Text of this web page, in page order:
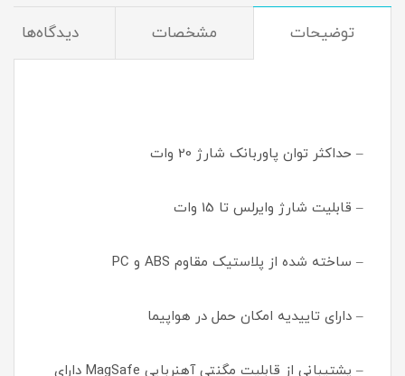
توضیحات مشخصات دیدگاه‌ها
– حداکثر توان پاوربانک شارژ 20 وات
– قابلیت شارژ وایرلس تا 15 وات
– ساخته شده از پلاستیک مقاوم ABS و PC
– دارای تاییدیه امکان حمل در هواپیما
– پشتیبانی از قابلیت مگنتی آهنربایی MagSafe دارای